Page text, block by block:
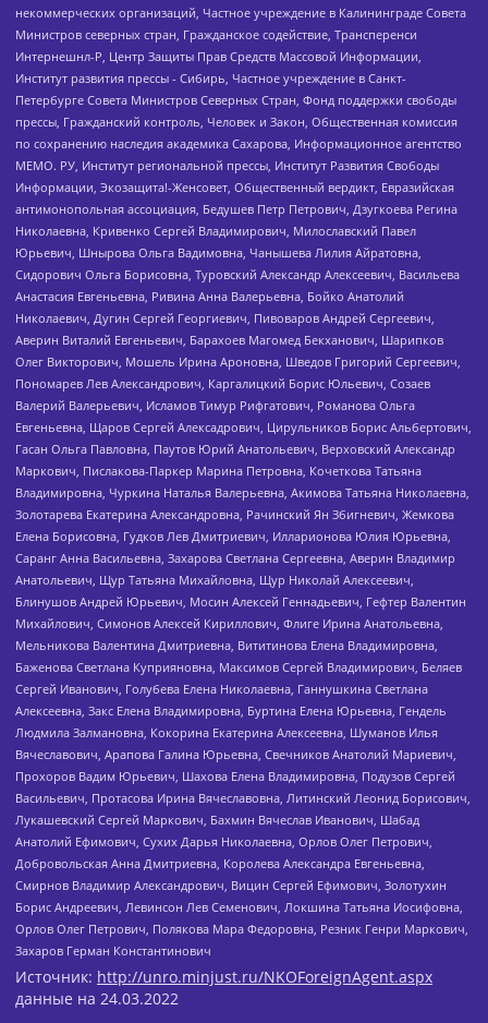
некоммерческих организаций, Частное учреждение в Калининграде Совета
Министров северных стран, Гражданское содействие, Трансперенси
Интернешнл-Р, Центр Защиты Прав Средств Массовой Информации,
Институт развития прессы - Сибирь, Частное учреждение в Санкт-
Петербурге Совета Министров Северных Стран, Фонд поддержки свободы
прессы, Гражданский контроль, Человек и Закон, Общественная комиссия
по сохранению наследия академика Сахарова, Информационное агентство
МЕМО. РУ, Институт региональной прессы, Институт Развития Свободы
Информации, Экозащита!-Женсовет, Общественный вердикт, Евразийская
антимонопольная ассоциация, Бедушев Петр Петрович, Дзугкоева Регина
Николаевна, Кривенко Сергей Владимирович, Милославский Павел
Юрьевич, Шнырова Ольга Вадимовна, Чанышева Лилия Айратовна,
Сидорович Ольга Борисовна, Туровский Александр Алексеевич, Васильева
Анастасия Евгеньевна, Ривина Анна Валерьевна, Бойко Анатолий
Николаевич, Дугин Сергей Георгиевич, Пивоваров Андрей Сергеевич,
Аверин Виталий Евгеньевич, Барахоев Магомед Бекханович, Шарипков
Олег Викторович, Мошель Ирина Ароновна, Шведов Григорий Сергеевич,
Пономарев Лев Александрович, Каргалицкий Борис Юльевич, Созаев
Валерий Валерьевич, Исламов Тимур Рифгатович, Романова Ольга
Евгеньевна, Щаров Сергей Алексадрович, Цирульников Борис Альбертович,
Гасан Ольга Павловна, Паутов Юрий Анатольевич, Верховский Александр
Маркович, Пислакова-Паркер Марина Петровна, Кочеткова Татьяна
Владимировна, Чуркина Наталья Валерьевна, Акимова Татьяна Николаевна,
Золотарева Екатерина Александровна, Рачинский Ян Збигневич, Жемкова
Елена Борисовна, Гудков Лев Дмитриевич, Илларионова Юлия Юрьевна,
Саранг Анна Васильевна, Захарова Светлана Сергеевна, Аверин Владимир
Анатольевич, Щур Татьяна Михайловна, Щур Николай Алексеевич,
Блинушов Андрей Юрьевич, Мосин Алексей Геннадьевич, Гефтер Валентин
Михайлович, Симонов Алексей Кириллович, Флиге Ирина Анатольевна,
Мельникова Валентина Дмитриевна, Вититинова Елена Владимировна,
Баженова Светлана Куприяновна, Максимов Сергей Владимирович, Беляев
Сергей Иванович, Голубева Елена Николаевна, Ганнушкина Светлана
Алексеевна, Закс Елена Владимировна, Буртина Елена Юрьевна, Гендель
Людмила Залмановна, Кокорина Екатерина Алексеевна, Шуманов Илья
Вячеславович, Арапова Галина Юрьевна, Свечников Анатолий Мариевич,
Прохоров Вадим Юрьевич, Шахова Елена Владимировна, Подузов Сергей
Васильевич, Протасова Ирина Вячеславовна, Литинский Леонид Борисович,
Лукашевский Сергей Маркович, Бахмин Вячеслав Иванович, Шабад
Анатолий Ефимович, Сухих Дарья Николаевна, Орлов Олег Петрович,
Добровольская Анна Дмитриевна, Королева Александра Евгеньевна,
Смирнов Владимир Александрович, Вицин Сергей Ефимович, Золотухин
Борис Андреевич, Левинсон Лев Семенович, Локшина Татьяна Иосифовна,
Орлов Олег Петрович, Полякова Мара Федоровна, Резник Генри Маркович,
Захаров Герман Константинович
Источник: http://unro.minjust.ru/NKOForeignAgent.aspx
данные на 24.03.2022